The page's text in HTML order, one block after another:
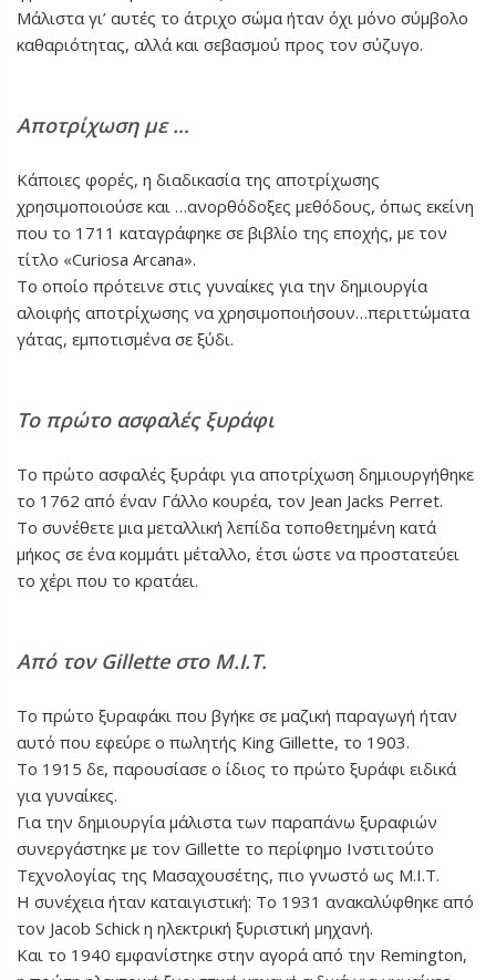
Μάλιστα γι’ αυτές το άτριχο σώμα ήταν όχι μόνο σύμβολο
καθαριότητας, αλλά και σεβασμού προς τον σύζυγο.
Αποτρίχωση με …
Κάποιες φορές, η διαδικασία της αποτρίχωσης
χρησιμοποιούσε και …ανορθόδοξες μεθόδους, όπως εκείνη
που το 1711 καταγράφηκε σε βιβλίο της εποχής, με τον
τίτλο «Curiosa Arcana».
Το οποίο πρότεινε στις γυναίκες για την δημιουργία
αλοιφής αποτρίχωσης να χρησιμοποιήσουν…περιττώματα
γάτας, εμποτισμένα σε ξύδι.
Το πρώτο ασφαλές ξυράφι
Το πρώτο ασφαλές ξυράφι για αποτρίχωση δημιουργήθηκε
το 1762 από έναν Γάλλο κουρέα, τον Jean Jacks Perret.
Το συνέθετε μια μεταλλική λεπίδα τοποθετημένη κατά
μήκος σε ένα κομμάτι μέταλλο, έτσι ώστε να προστατεύει
το χέρι που το κρατάει.
Από τον Gillette στο Μ.Ι.Τ.
Το πρώτο ξυραφάκι που βγήκε σε μαζική παραγωγή ήταν
αυτό που εφεύρε ο πωλητής King Gillette, το 1903.
Το 1915 δε, παρουσίασε ο ίδιος το πρώτο ξυράφι ειδικά
για γυναίκες.
Για την δημιουργία μάλιστα των παραπάνω ξυραφιών
συνεργάστηκε με τον Gillette το περίφημο Ινστιτούτο
Τεχνολογίας της Μασαχουσέτης, πιο γνωστό ως Μ.Ι.Τ.
Η συνέχεια ήταν καταιγιστική: Το 1931 ανακαλύφθηκε από
τον Jacob Schick η ηλεκτρική ξυριστική μηχανή.
Και το 1940 εμφανίστηκε στην αγορά από την Remington,